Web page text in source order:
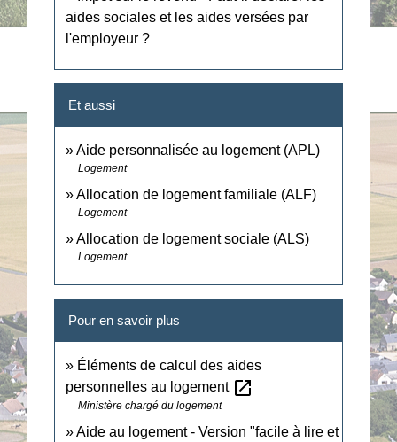
aides sociales et les aides versées par
l'employeur ?
Et aussi
Aide personnalisée au logement (APL)
Logement
Allocation de logement familiale (ALF)
Logement
Allocation de logement sociale (ALS)
Logement
Pour en savoir plus
Éléments de calcul des aides
personnelles au logement open_in_new
Ministère chargé du logement
Aide au logement - Version "facile à lire et